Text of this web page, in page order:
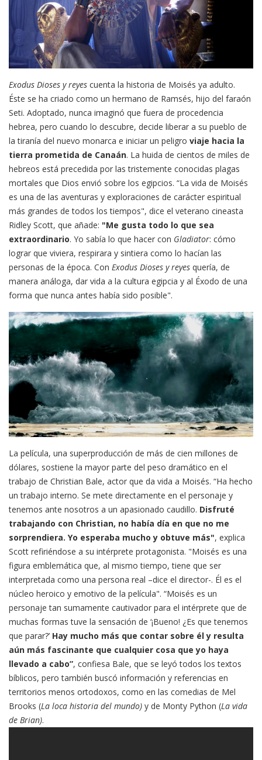
Exodus Dioses y reyes cuenta la historia de Moisés ya adulto.
Éste se ha criado como un hermano de Ramsés, hijo del faraón
Seti. Adoptado, nunca imaginó que fuera de procedencia
hebrea, pero cuando lo descubre, decide liberar a su pueblo de
la tiranía del nuevo monarca e iniciar un peligro viaje hacia la
tierra prometida de Canaán. La huida de cientos de miles de
hebreos está precedida por las tristemente conocidas plagas
mortales que Dios envió sobre los egipcios. “La vida de Moisés
es una de las aventuras y exploraciones de carácter espiritual
más grandes de todos los tiempos", dice el veterano cineasta
Ridley Scott, que añade: "Me gusta todo lo que sea
extraordinario. Yo sabía lo que hacer con Gladiator: cómo
lograr que viviera, respirara y sintiera como lo hacían las
personas de la época. Con Exodus Dioses y reyes quería, de
manera análoga, dar vida a la cultura egipcia y al Éxodo de una
forma que nunca antes había sido posible".
La película, una superproducción de más de cien millones de
dólares, sostiene la mayor parte del peso dramático en el
trabajo de Christian Bale, actor que da vida a Moisés. “Ha hecho
un trabajo interno. Se mete directamente en el personaje y
tenemos ante nosotros a un apasionado caudillo. Disfruté
trabajando con Christian, no había día en que no me
sorprendiera. Yo esperaba mucho y obtuve más", explica
Scott refiriéndose a su intérprete protagonista. "Moisés es una
figura emblemática que, al mismo tiempo, tiene que ser
interpretada como una persona real –dice el director-. Él es el
núcleo heroico y emotivo de la película". “Moisés es un
personaje tan sumamente cautivador para el intérprete que de
muchas formas tuve la sensación de ‘¡Bueno! ¿Es que tenemos
que parar?’ Hay mucho más que contar sobre él y resulta
aún más fascinante que cualquier cosa que yo haya
llevado a cabo”, confiesa Bale, que se leyó todos los textos
bíblicos, pero también buscó información y referencias en
territorios menos ortodoxos, como en las comedias de Mel
Brooks (La loca historia del mundo) y de Monty Python (La vida
de Brian).